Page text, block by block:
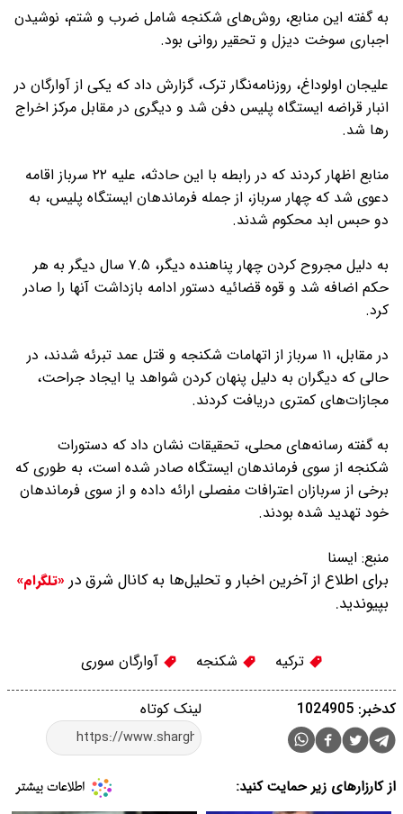
به گفته این منابع، روش‌های شکنجه شامل ضرب و شتم، نوشیدن
اجباری سوخت دیزل و تحقیر روانی بود.
علیجان اولوداغ، روزنامه‌نگار ترک، گزارش داد که یکی از آوارگان در
انبار قراضه ایستگاه پلیس دفن شد و دیگری در مقابل مرکز اخراج
رها شد.
منابع اظهار کردند که در رابطه با این حادثه، علیه ۲۲ سرباز اقامه
دعوی شد که چهار سرباز، از جمله فرماندهان ایستگاه پلیس، به
دو حبس ابد محکوم شدند.
به دلیل مجروح کردن چهار پناهنده دیگر، ۷.۵ سال دیگر به هر
حکم اضافه شد و قوه قضائیه دستور ادامه بازداشت آنها را صادر
کرد.
در مقابل، ۱۱ سرباز از اتهامات شکنجه و قتل عمد تبرئه شدند، در
حالی که دیگران به دلیل پنهان کردن شواهد یا ایجاد جراحت،
مجازات‌های کمتری دریافت کردند.
به گفته رسانه‌های محلی، تحقیقات نشان داد که دستورات
شکنجه از سوی فرماندهان ایستگاه صادر شده است، به طوری که
برخی از سربازان اعترافات مفصلی ارائه داده و از سوی فرماندهان
خود تهدید شده‌ بودند.
منبع: ايسنا
برای اطلاع از آخرین اخبار و تحلیل‌ها به کانال شرق در «تلگرام»
بپیوندید.
ترکیه شکنجه آوارگان سوری
لینک کوتاه کدخبر: 1024905
از کارزارهای زیر حمایت کنید: